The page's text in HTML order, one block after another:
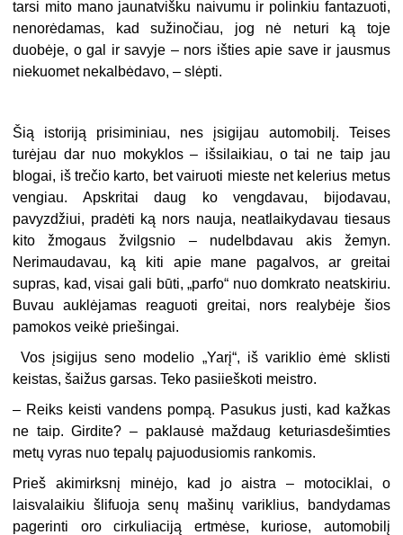
tarsi mito mano jaunatvišku naivumu ir polinkiu fantazuoti,
nenorėdamas, kad sužinočiau, jog nė neturi ką toje
duobėje, o gal ir savyje – nors išties apie save ir jausmus
niekuomet nekalbėdavo, – slėpti.
Šią istoriją prisiminiau, nes įsigijau automobilį. Teises
turėjau dar nuo mokyklos – išsilaikiau, o tai ne taip jau
blogai, iš trečio karto, bet vairuoti mieste net kelerius metus
vengiau. Apskritai daug ko vengdavau, bijodavau,
pavyzdžiui, pradėti ką nors nauja, neatlaikydavau tiesaus
kito žmogaus žvilgsnio – nudelbdavau akis žemyn.
Nerimaudavau, ką kiti apie mane pagalvos, ar greitai
supras, kad, visai gali būti, „parfo“ nuo domkrato neatskiriu.
Buvau auklėjamas reaguoti greitai, nors realybėje šios
pamokos veikė priešingai.
Vos įsigijus seno modelio „Yarį“, iš variklio ėmė sklisti
keistas, šaižus garsas. Teko pasiieškoti meistro.
– Reiks keisti vandens pompą. Pasukus justi, kad kažkas
ne taip. Girdite? – paklausė maždaug keturiasdešimties
metų vyras nuo tepalų pajuodusiomis rankomis.
Prieš akimirksnį minėjo, kad jo aistra – motociklai, o
laisvalaikiu šlifuoja senų mašinų variklius, bandydamas
pagerinti oro cirkuliaciją ertmėse, kuriose, automobilį